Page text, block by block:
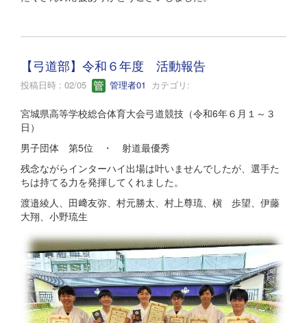
【弓道部】令和６年度 活動報告
投稿日時 : 02/05 管理者01 カテゴリ:
宮城県高等学校総合体育大会弓道競技（令和6年６月１～３
日）
男子団体 第5位 ・ 射道最優秀
残念ながらインターハイ出場は叶いませんでしたが、選手た
ちは持てる力を発揮してくれました。
渡邉綾人、田﨑友弥、村元勝太、村上尊琉、槇 歩望、伊藤
大翔、小野琉生